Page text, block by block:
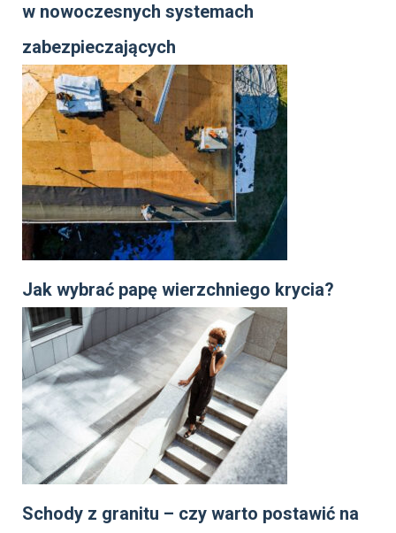
w nowoczesnych systemach
zabezpieczających
Jak wybrać papę wierzchniego krycia?
Schody z granitu – czy warto postawić na